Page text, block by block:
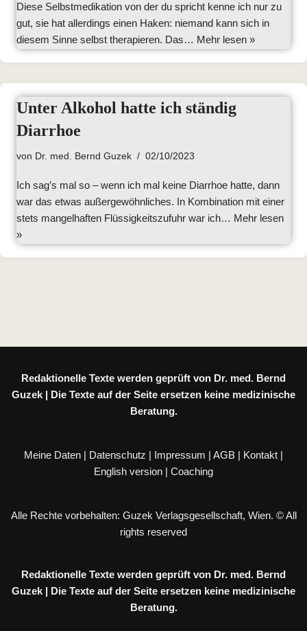
Diese Selbstmedikation von der du spricht kenne ich nur zu
gut, sie hat allerdings einen Haken: niemand kann sich in
diesem Sinne selbst therapieren. Das… Mehr lesen »
Unter Alkohol hatte ich ständig
Diarrhoe
von Dr. med. Bernd Guzek 02/10/2023
Ich sag’s mal so – wenn ich mal keine Diarrhoe hatte, dann
war das etwas außergewöhnliches. In Kombination mit einer
stets mangelhaften Flüssigkeitszufuhr war ich… Mehr lesen
»
Redaktionelle Texte werden geprüft von Dr. med. Bernd
Guzek | Die Texte auf der Seite ersetzen keine medizinische
Beratung.
Meine Daten | Datenschutz | Impressum | AGB | Kontakt |
English version | Coaching
Alle Rechte vorbehalten: Guzek Verlagsgesellschaft, Wien. © All
rights reserved
Redaktionelle Texte werden geprüft von Dr. med. Bernd
Guzek | Die Texte auf der Seite ersetzen keine medizinische
Beratung.